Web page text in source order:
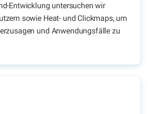
Entwicklung untersuchen wir
sowie Heat- und Clickmaps, um
und Anwendungsfälle zu